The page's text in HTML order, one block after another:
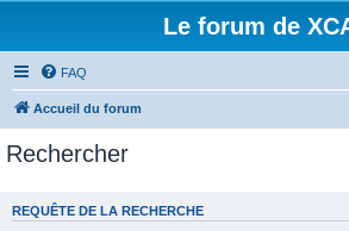
Le forum de
FAQ
Accueil du forum
Rechercher
REQUÊTE DE LA RECHERCHE